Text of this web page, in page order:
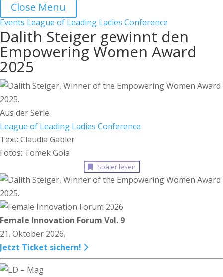
Close Menu
Events League of Leading Ladies Conference
Dalith Steiger gewinnt den
Empowering Women Award
2025
Aus der Serie
League of Leading Ladies Conference
Text: Claudia Gabler
Fotos: Tomek Gola
Später lesen
Female Innovation Forum Vol. 9
21. Oktober 2026.
Jetzt Ticket sichern!